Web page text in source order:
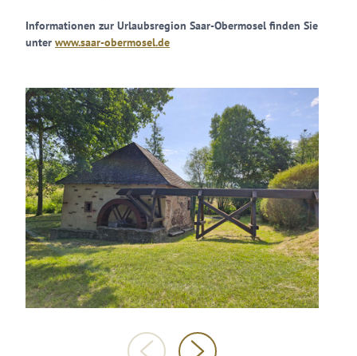
Informationen zur Urlaubsregion Saar-Obermosel finden Sie
unter www.saar-obermosel.de